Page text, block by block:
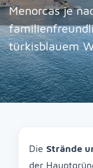
Menorcas je
türkisblauem
Die Strände
der